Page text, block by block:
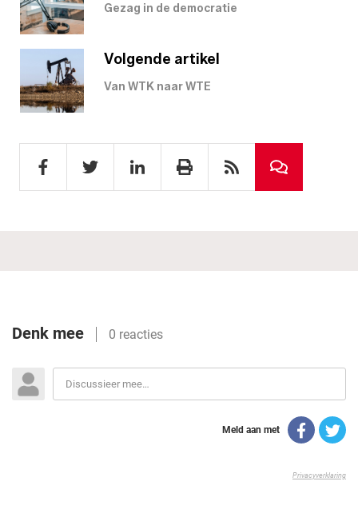
Gezag in de democratie
Volgende artikel
Van WTK naar WTE